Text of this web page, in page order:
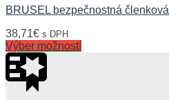
BRUSEL bezpečnostná členková
38,71€ s DPH
Výber možností